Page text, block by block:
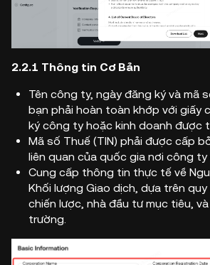
2.2.1 Thông tin Cơ Bản
Tên công ty, ngày đăng ký và mã
bạn phải hoàn toàn khớp với giấy
ký công ty hoặc kinh doanh được
Mã số Thuế (TIN) phải được cấp
liên quan của quốc gia nơi công ty
Cung cấp thông tin thực tế về
Khối lượng Giao dịch, dựa trên
chiến lược, nhà đầu tư mục tiêu,
trường.